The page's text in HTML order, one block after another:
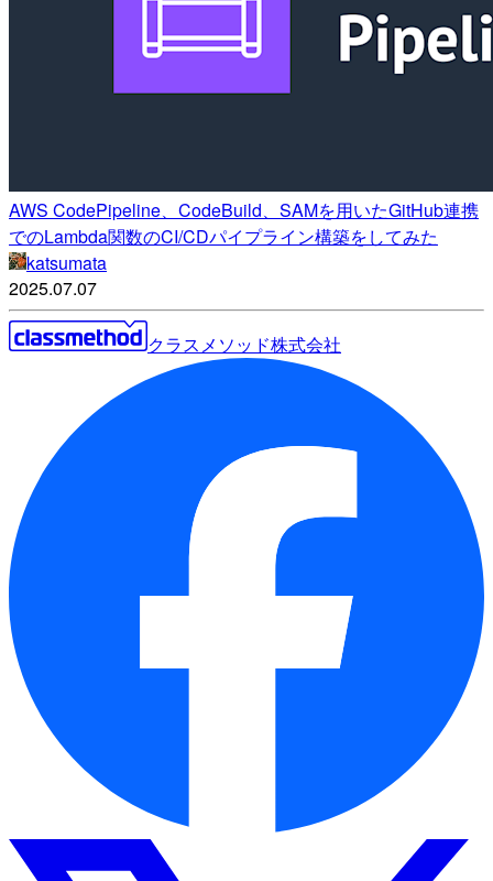
AWS CodePipeline、CodeBuild、SAMを用いたGitHub連携
でのLambda関数のCI/CDパイプライン構築をしてみた
katsumata
2025.07.07
クラスメソッド株式会社